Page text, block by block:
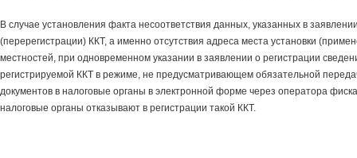
В случае установления факта несоответствия данных, указанных в
(перерегистрации) ККТ, а именно отсутствия адреса места установки
местностей, при одновременном указании в заявлении о регистрации
регистрируемой ККТ в режиме, не предусматривающем обязательной
документов в налоговые органы в электронной форме через оператора
налоговые органы отказывают в регистрации такой ККТ.